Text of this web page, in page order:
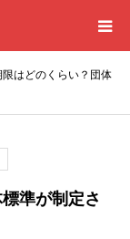
限はどのくらい？団体
準が制定さ